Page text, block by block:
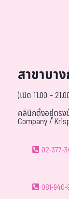
สาขาบา
(เปิด 11.00 –
คลินิกตั้งอยู่ตรง
Company /
02-377-
081-